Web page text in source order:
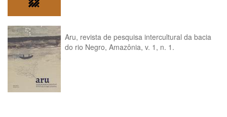
Aru, revista de pesquisa intercultural da bacia
do rio Negro, Amazônia, v. 1, n. 1.